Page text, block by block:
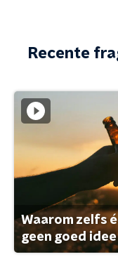
Recente
Waarom zelfs
geen goed idee